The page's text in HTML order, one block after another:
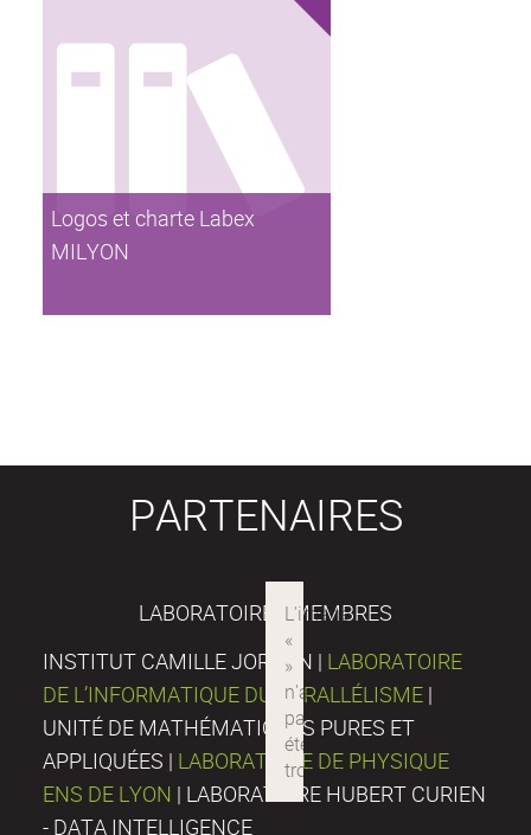
Logos et charte Labex
MILYON
PARTENAIRES
LABORATOIRES MEMBRES
INSTITUT CAMILLE JORDAN | LABORATOIRE
DE L’INFORMATIQUE DU PARALLÉLISME |
UNITÉ DE MATHÉMATIQUES PURES ET
APPLIQUÉES | LABORATOIRE DE PHYSIQUE
ENS DE LYON | LABORATOIRE HUBERT CURIEN
- DATA INTELLIGENCE